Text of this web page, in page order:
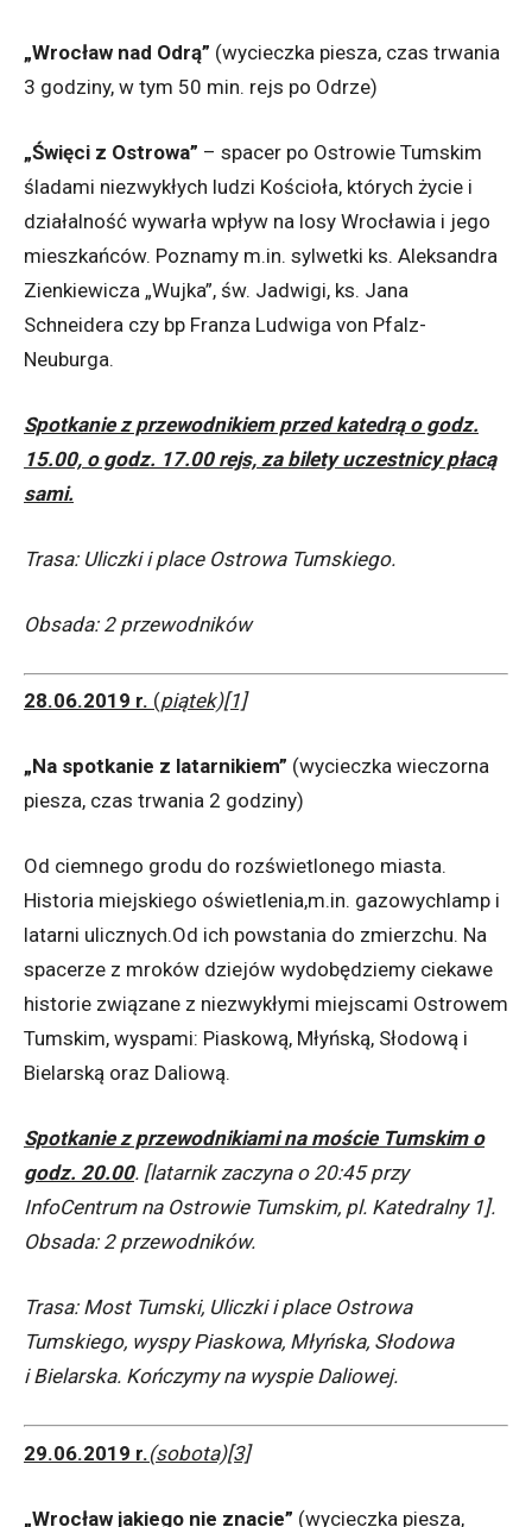
„Wrocław nad Odrą” (wycieczka piesza, czas trwania
3 godziny, w tym 50 min. rejs po Odrze)
„Święci z Ostrowa” – spacer po Ostrowie Tumskim
śladami niezwykłych ludzi Kościoła, których życie i
działalność wywarła wpływ na losy Wrocławia i jego
mieszkańców. Poznamy m.in. sylwetki ks. Aleksandra
Zienkiewicza „Wujka”, św. Jadwigi, ks. Jana
Schneidera czy bp Franza Ludwiga von Pfalz-
Neuburga.
Spotkanie z przewodnikiem przed katedrą o godz.
15.00, o godz. 17.00 rejs, za bilety uczestnicy płacą
sami.
Trasa: Uliczki i place Ostrowa Tumskiego.
Obsada: 2 przewodników
28.06.2019 r. (piątek)[1]
„Na spotkanie z latarnikiem” (wycieczka wieczorna
piesza, czas trwania 2 godziny)
Od ciemnego grodu do rozświetlonego miasta.
Historia miejskiego oświetlenia,m.in. gazowychlamp i
latarni ulicznych.Od ich powstania do zmierzchu. Na
spacerze z mroków dziejów wydobędziemy ciekawe
historie związane z niezwykłymi miejscami Ostrowem
Tumskim, wyspami: Piaskową, Młyńską, Słodową i
Bielarską oraz Daliową.
Spotkanie z przewodnikiami na moście Tumskim o
godz. 20.00. [latarnik zaczyna o 20:45 przy
InfoCentrum na Ostrowie Tumskim, pl. Katedralny 1].
Obsada: 2 przewodników.
Trasa: Most Tumski, Uliczki i place Ostrowa
Tumskiego, wyspy Piaskowa, Młyńska, Słodowa
i Bielarska. Kończymy na wyspie Daliowej.
29.06.2019 r.(sobota)[3]
„Wrocław jakiego nie znacie” (wycieczka piesza,